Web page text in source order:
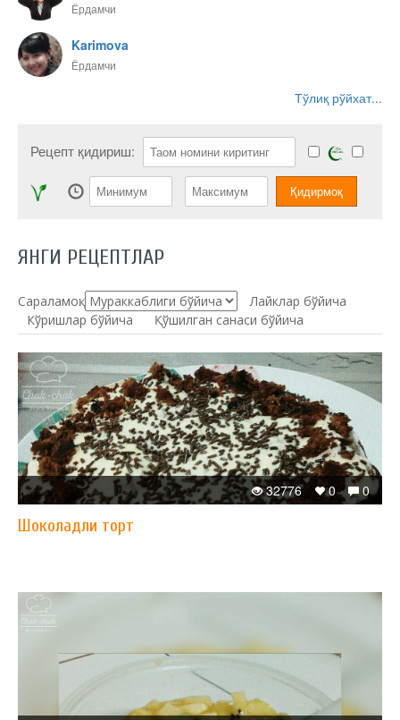
Ёрдамчи
Karimova
Ёрдамчи
Тўлиқ рўйхат...
Рецепт қидириш:
ЯНГИ РЕЦЕПТЛАР
Сараламоқ:
Лайклар бўйича
Кўришлар бўйича
Қўшилган санаси бўйича
0
0
32776
Шоколадли торт